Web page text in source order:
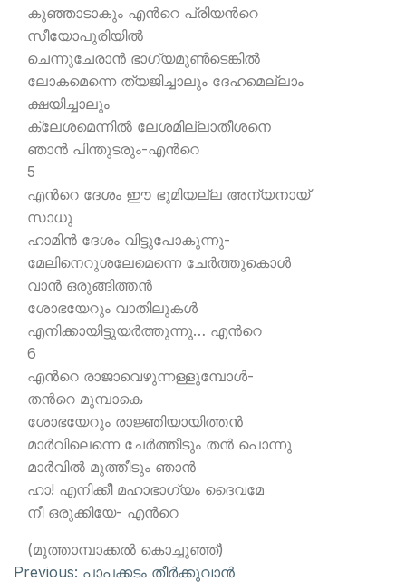
കുഞ്ഞാടാകും എന്‍റെ പ്രിയന്‍റെ
സീയോപുരിയില്‍
ചെന്നുചേരാന്‍ ഭാഗ്യമുണ്‍ടെങ്കില്‍
ലോകമെന്നെ ത്യജിച്ചാലും ദേഹമെല്ലാം
ക്ഷയിച്ചാലും
ക്ലേശമെന്നില്‍ ലേശമില്ലാതീശനെ
ഞാന്‍ പിന്തുടരും-എന്‍റെ
5
എന്‍റെ ദേശം ഈ ഭൂമിയല്ല അന്യനായ്
സാധു
ഹാമിന്‍ ദേശം വിട്ടുപോകുന്നു-
മേലിനെറുശലേമെന്നെ ചേര്‍ത്തുകൊള്‍
വാന്‍ ഒരുങ്ങിത്തന്‍
ശോഭയേറും വാതിലുകള്‍
എനിക്കായിട്ടുയര്‍ത്തുന്നു… എന്‍റെ
6
എന്‍റെ രാജാവെഴുന്നള്ളുമ്പോള്‍-
തന്‍റെ മുമ്പാകെ
ശോഭയേറും രാജ്ഞിയായിത്തന്‍
മാര്‍വിലെന്നെ ചേര്‍ത്തീടും തന്‍ പൊന്നു
മാര്‍വില്‍ മുത്തീടും ഞാന്‍
ഹാ! എനിക്കീ മഹാഭാഗ്യം ദൈവമേ
നീ ഒരുക്കിയേ- എന്‍റെ
(മൂത്താമ്പാക്കല്‍ കൊച്ചുഞ്ഞ്)
Previous: പാപക്കടം തീര്‍ക്കുവാന്‍